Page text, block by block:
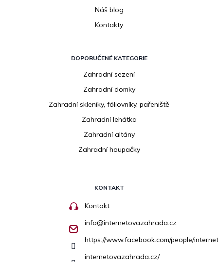
Náš blog
Kontakty
DOPORUČENÉ KATEGORIE
Zahradní sezení
Zahradní domky
Zahradní skleníky, fóliovníky, pařeniště
Zahradní lehátka
Zahradní altány
Zahradní houpačky
KONTAKT
Kontakt
info@internetovazahrada.cz
https://www.facebook.com/people/
internetovazahrada.cz/